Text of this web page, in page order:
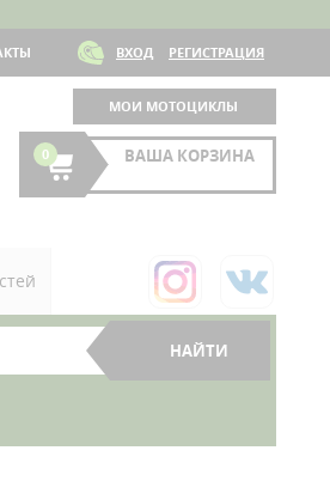
ВХОД РЕГИСТРАЦИЯ
МОИ МОТОЦИКЛЫ
0 ВАША КОРЗИНА